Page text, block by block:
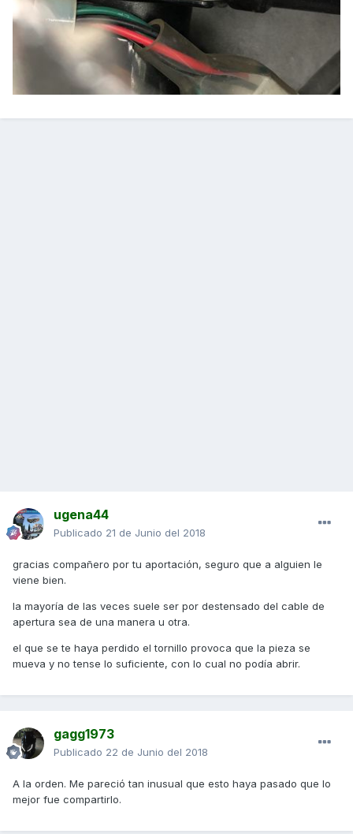
ugena44
Publicado 21 de Junio del 2018
gracias compañero por tu aportación, seguro que a alguien le
viene bien.
la mayoría de las veces suele ser por destensado del cable de
apertura sea de una manera u otra.
el que se te haya perdido el tornillo provoca que la pieza se
mueva y no tense lo suficiente, con lo cual no podía abrir.
gagg1973
Publicado 22 de Junio del 2018
A la orden. Me pareció tan inusual que esto haya pasado que lo
mejor fue compartirlo.